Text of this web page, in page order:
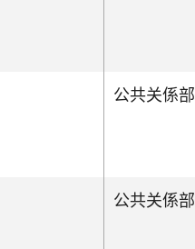
公共关係部
公共关係部